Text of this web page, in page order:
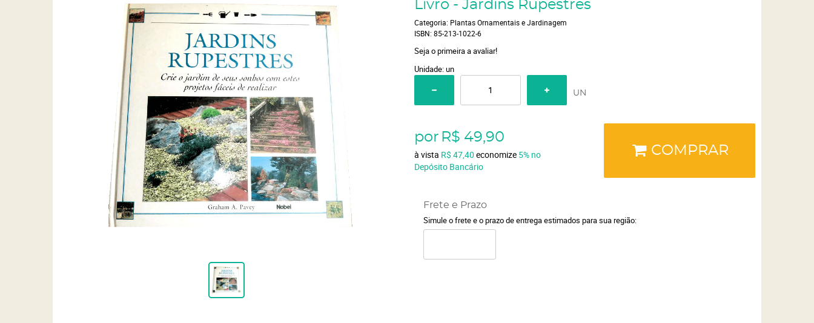
Livro - Jardins Rupestres
Categoria: Plantas Ornamentais e Jardinagem
ISBN: 85-213-1022-6
Seja o primeira a avaliar!
Unidade: un
UN
por R$ 49,90
à vista R$ 47,40 economize 5% no
Depósito Bancário
COMPRAR
Frete e Prazo
Simule o frete e o prazo de entrega estimados para sua região: